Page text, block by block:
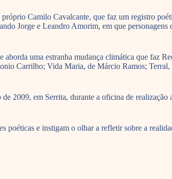
Camilo Cavalcante, que faz um registro
Jorge e Leandro Amorim, em que
uma estranha mudança climática que faz
Carrilho; Vida Maria, de Márcio Ramos;
2009, em Serrita, durante a oficina de
poéticas e instigam o olhar a refletir sobre a